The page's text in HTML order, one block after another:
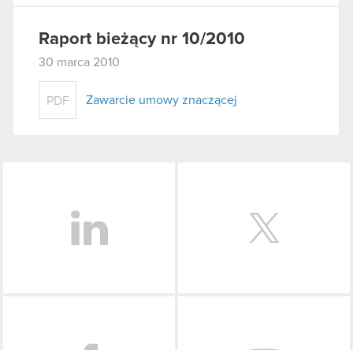
Raport bieżący nr 10/2010
30 marca 2010
PDF Zawarcie umowy znaczącej